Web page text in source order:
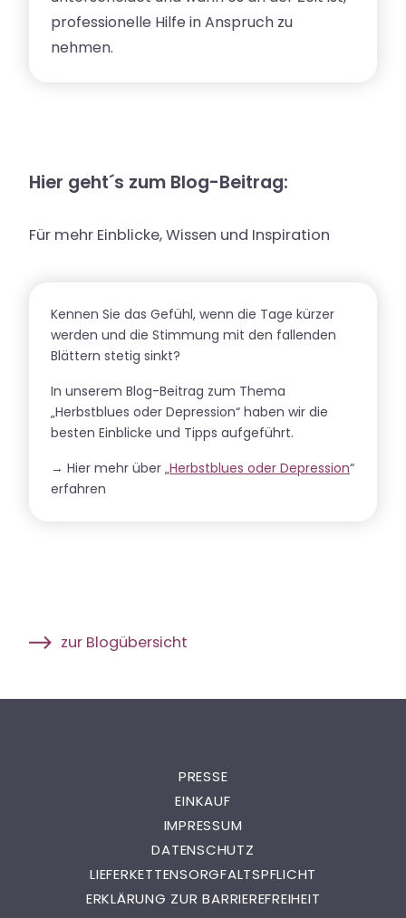
professionelle Hilfe in Anspruch zu
nehmen.
Hier geht´s zum Blog-Beitrag:
Für mehr Einblicke, Wissen und Inspiration
Kennen Sie das Gefühl, wenn die Tage kürzer
werden und die Stimmung mit den fallenden
Blättern stetig sinkt?
In unserem Blog-Beitrag zum Thema
„Herbstblues oder Depression“ haben wir die
besten Einblicke und Tipps aufgeführt.
→ Hier mehr über „Herbstblues oder Depression“
erfahren
zur Blogübersicht
PRESSE
EINKAUF
IMPRESSUM
DATENSCHUTZ
LIEFERKETTENSORGFALTSPFLICHT
ERKLÄRUNG ZUR BARRIEREFREIHEIT